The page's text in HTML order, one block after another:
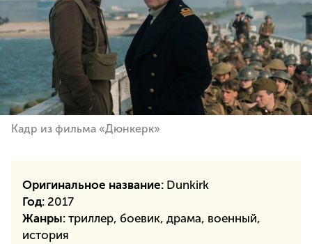
Кадр из фильма «Дюнкерк»
Оригинальное название: Dunkirk
Год: 2017
Жанры: триллер, боевик, драма, военный,
история